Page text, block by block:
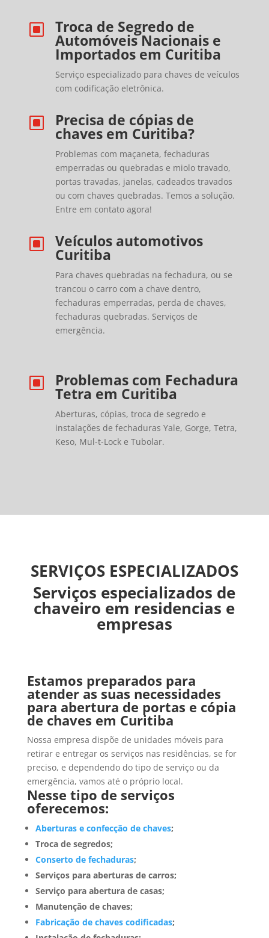
W Troca de Segredo de
Automóveis Nacionais e
Importados em Curitiba
Serviço especializado para chaves de veículos
com codificação eletrônica.
W Precisa de cópias de
chaves em Curitiba?
Problemas com maçaneta, fechaduras
emperradas ou quebradas e miolo travado,
portas travadas, janelas, cadeados travados
ou com chaves quebradas. Temos a solução.
Entre em contato agora!
W Veículos automotivos
Curitiba
Para chaves quebradas na fechadura, ou se
trancou o carro com a chave dentro,
fechaduras emperradas, perda de chaves,
fechaduras quebradas. Serviços de
emergência.
W Problemas com Fechadura
Tetra em Curitiba
Aberturas, cópias, troca de segredo e
instalações de fechaduras Yale, Gorge, Tetra,
Keso, Mul-t-Lock e Tubolar.
SERVIÇOS ESPECIALIZADOS
Serviços especializados de
chaveiro em residencias e
empresas
Estamos preparados para
atender as suas necessidades
para abertura de portas e cópia
de chaves em Curitiba
Nossa empresa dispõe de unidades móveis para
retirar e entregar os serviços nas residências, se for
preciso, e dependendo do tipo de serviço ou da
emergência, vamos até o próprio local.
Nesse tipo de serviços
oferecemos:
Aberturas e confecção de chaves;
Troca de segredos;
Conserto de fechaduras;
Serviços para aberturas de carros;
Serviço para abertura de casas;
Manutenção de chaves;
Fabricação de chaves codificadas;